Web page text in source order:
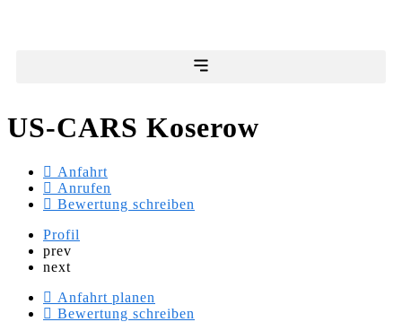
US-CARS Koserow
Anfahrt
Anrufen
Bewertung schreiben
Profil
prev
next
Anfahrt planen
Bewertung schreiben